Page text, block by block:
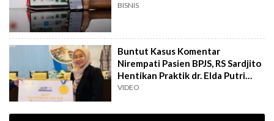
BISNIS
Buntut Kasus Komentar
Nirempati Pasien BPJS, RS Sardjito
Hentikan Praktik dr. Elda Putri
Rahard
VIDEO